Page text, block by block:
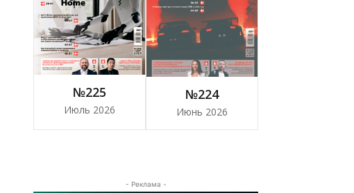
№225
Июль 2026
№224
Июнь 2026
- Реклама -